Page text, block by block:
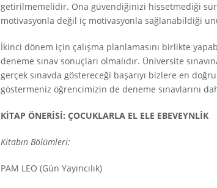
getirilmemelidir. Ona güvendiğinizi hissetmediği
motivasyonla değil iç motivasyonla sağlanabildiği
İkinci dönem için çalışma planlamasını birlikte
deneme sınav sonuçları olmalıdır. Üniversite
gerçek sınavda göstereceği başarıyı bizlere en
göstermeniz öğrencimizin de deneme sınavlarını
KİTAP ÖNERİSİ: ÇOCUKLARLA EL ELE EBEVEYNLİK
Kitabın Bölümleri:
PAM LEO (Gün Yayıncılık)